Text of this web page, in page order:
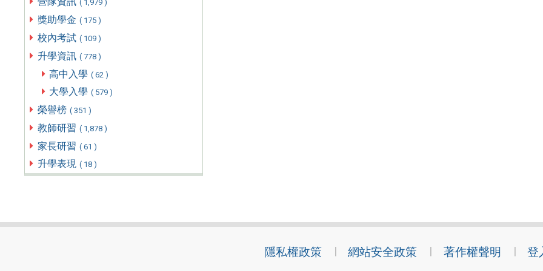
( 1,979 )
獎助學金 ( 175 )
校內考試 ( 109 )
升學資訊 ( 778 )
高中入學 ( 62 )
大學入學 ( 579 )
榮譽榜 ( 351 )
教師研習 ( 1,878 )
家長研習 ( 61 )
升學表現 ( 18 )
隱私權政策 網站安全政策 著作權聲明 登